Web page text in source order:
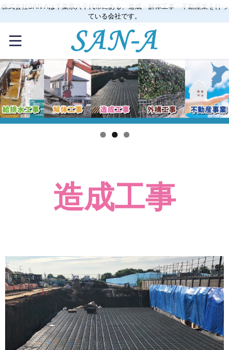
株式会社SAN-Aは千葉県八千代市にある、造成・解体工事・不動産業を行っ
ている会社です。
造成工事